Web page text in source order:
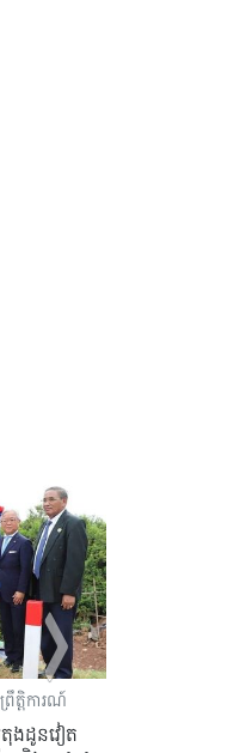
ព្រឹត្តិការណ៍
តុងដូនវៀត